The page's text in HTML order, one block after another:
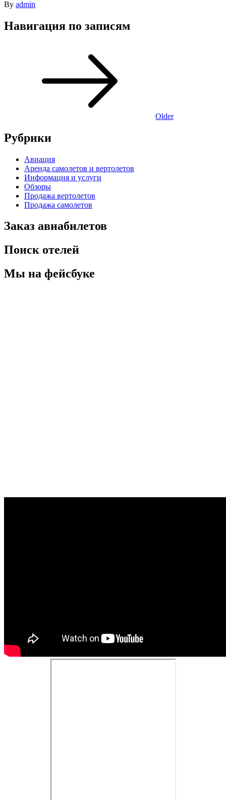
By admin
Навигация по записям
Older
Рубрики
Авиация
Аренда самолетов и вертолетов
Информация и услуги
Обзоры
Продажа вертолетов
Продажа самолетов
Заказ авиабилетов
Поиск отелей
Мы на фейсбуке